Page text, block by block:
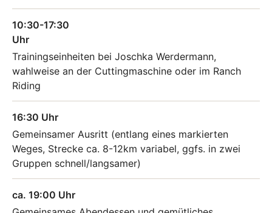
10:30-17:30
Uhr
Trainingseinheiten bei Joschka Werdermann,
wahlweise an der Cuttingmaschine oder im Ranch
Riding
16:30 Uhr
Gemeinsamer Ausritt (entlang eines markierten
Weges, Strecke ca. 8-12km variabel, ggfs. in zwei
Gruppen schnell/langsamer)
ca. 19:00 Uhr